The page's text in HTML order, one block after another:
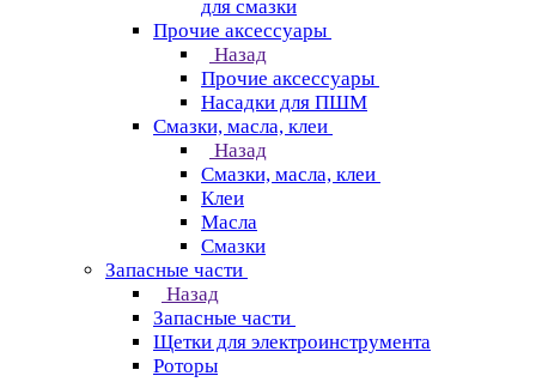
для смазки
Прочие аксессуары
Назад
Прочие аксессуары
Насадки для ПШМ
Смазки, масла, клеи
Назад
Смазки, масла, клеи
Клеи
Масла
Смазки
Запасные части
Назад
Запасные части
Щетки для электроинструмента
Роторы